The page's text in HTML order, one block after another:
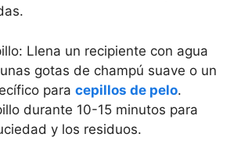
Llena un recipiente con agua
gotas de champú suave o un
para cepillos de pelo.
durante 10-15 minutos para
y los residuos.